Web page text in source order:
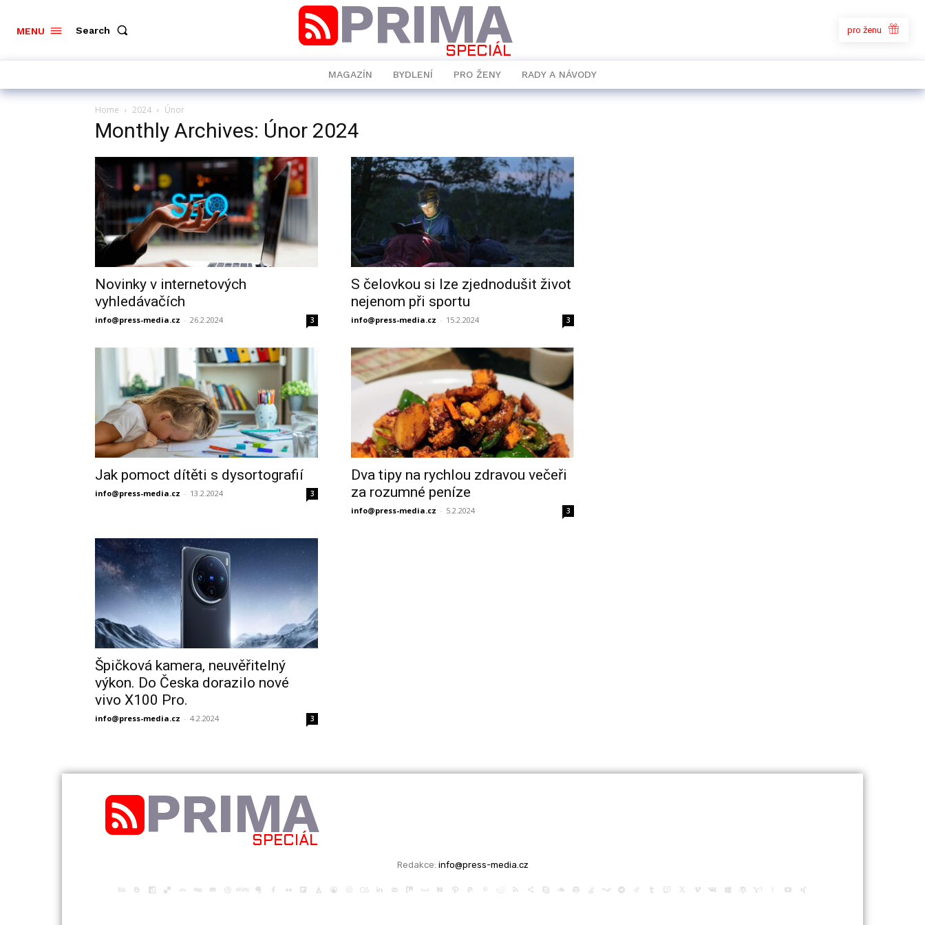
MENU Search PRIMA
SPECIÁL
pro ženu
MAGAZÍN BYDLENÍ PRO ŽENY RADY A NÁVODY
Home 2024 Únor
Monthly Archives: Únor 2024
Novinky v internetových
vyhledávačích
info@press-media.cz - 26.2.2024 3
S čelovkou si lze zjednodušit život
nejenom při sportu
info@press-media.cz - 15.2.2024 3
Jak pomoct dítěti s dysortografií
info@press-media.cz - 13.2.2024 3
Dva tipy na rychlou zdravou večeři
za rozumné peníze
info@press-media.cz - 5.2.2024 3
Špičková kamera, neuvěřitelný
výkon. Do Česka dorazilo nové
vivo X100 Pro.
info@press-media.cz - 4.2.2024 3
PRIMA
SPECIÁL
Redakce: info@press-media.cz